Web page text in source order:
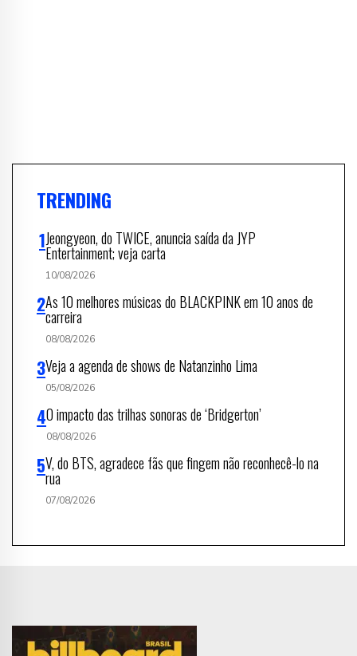
TRENDING
Jeongyeon, do TWICE, anuncia saída da JYP
Entertainment; veja carta
10/08/2026
As 10 melhores músicas do BLACKPINK em 10 anos de
carreira
08/08/2026
Veja a agenda de shows de Natanzinho Lima
05/08/2026
O impacto das trilhas sonoras de ‘Bridgerton’
08/08/2026
V, do BTS, agradece fãs que fingem não reconhecê-lo na
rua
07/08/2026